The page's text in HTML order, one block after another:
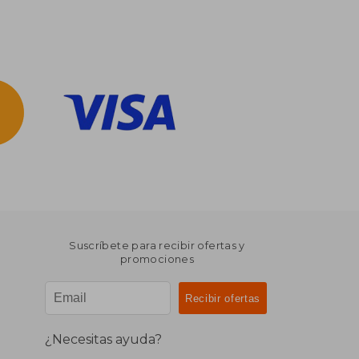
Suscríbete para recibir ofertas y
promociones
¿Necesitas ayuda?